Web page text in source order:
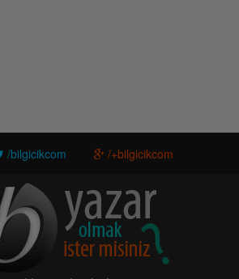
/bilgicikcom /+bilgicikcom